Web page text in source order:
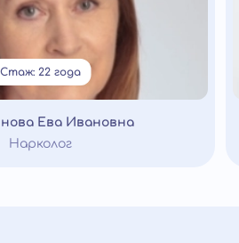
Стаж: 22 года
Ева Ивановна
Нарколог